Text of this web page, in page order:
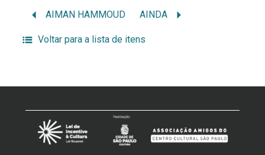
AIMAN HAMMOUD AINDA
Voltar para a lista de itens